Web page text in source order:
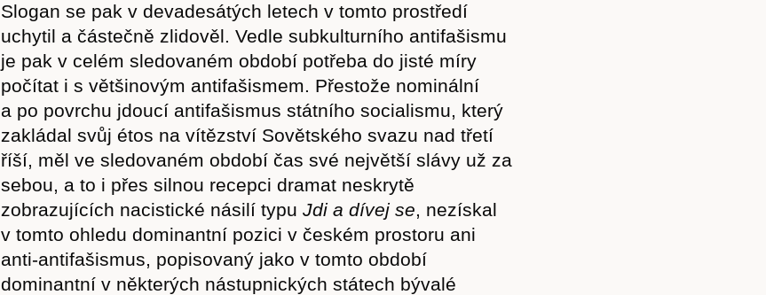
Slogan se pak v devadesátých letech v tomto prostředí
uchytil a částečně zlidověl. Vedle subkulturního antifašismu
je pak v celém sledovaném období potřeba do jisté míry
počítat i s většinovým antifašismem. Přestože nominální
a po povrchu jdoucí antifašismus státního socialismu, který
zakládal svůj étos na vítězství Sovětského svazu nad třetí
říší, měl ve sledovaném období čas své největší slávy už za
sebou, a to i přes silnou recepci dramat neskrytě
zobrazujících nacistické násilí typu Jdi a dívej se, nezískal
v tomto ohledu dominantní pozici v českém prostoru ani
anti-antifašismus, popisovaný jako v tomto období
dominantní v některých nástupnických státech bývalé